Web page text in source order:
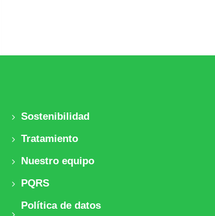
Sostenibilidad
Tratamiento
Nuestro equipo
PQRS
Política de datos